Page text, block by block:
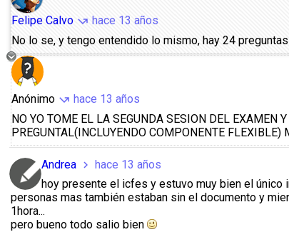
Felipe Calvo call_missed_outgoing hace 13 años
No lo se, y tengo entendido lo mismo, hay 24
Anónimo call_missed_outgoing hace 13 años
NO YO TOME EL LA SEGUNDA SESION DEL EXAMEN
PREGUNTAL(INCLUYENDO COMPONENTE FLEXIBLE)
Andrea chevron_right hace 13 años
hoy presente el icfes y estuvo muy bien el único
personas mas también estaban sin el documento y
1hora...
pero bueno todo salio bien